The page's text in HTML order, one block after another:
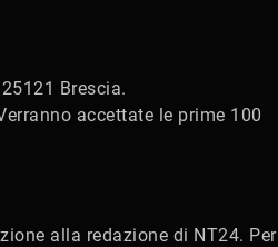
Brescia.
accettate le prime 100
alla redazione di NT24. Per